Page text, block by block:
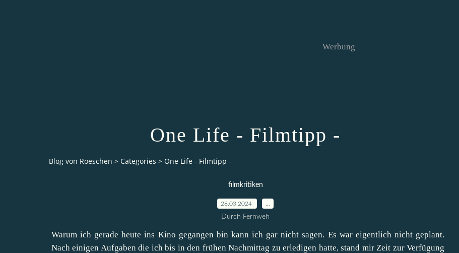
Werbung
One Life - Filmtipp -
Blog von Roeschen > Categories > One Life - Filmtipp -
filmkritiken
28.03.2024
Durch Fernweh
Warum ich gerade heute ins Kino gegangen bin kann ich gar nicht sagen. Es war eigentlich nicht geplant.
Nach einigen Aufgaben die ich bis in den frühen Nachmittag zu erledigen hatte, stand mir Zeit zur Verfügung